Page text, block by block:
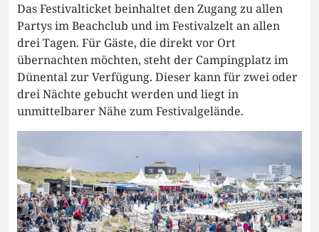
Das Festivalticket beinhaltet den Zugang zu allen
Partys im Beachclub und im Festivalzelt an allen
drei Tagen. Für Gäste, die direkt vor Ort
übernachten möchten, steht der Campingplatz im
Dünental zur Verfügung. Dieser kann für zwei oder
drei Nächte gebucht werden und liegt in
unmittelbarer Nähe zum Festivalgelände.